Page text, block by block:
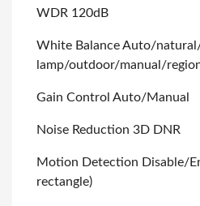
WDR 120dB
White Balance Auto/
lamp/outdoor/manual/
Gain Control Auto/Manual
Noise Reduction 3D DNR
Motion Detection Disable/
rectangle)